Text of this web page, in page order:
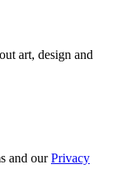
art, design and
and ourPrivacy